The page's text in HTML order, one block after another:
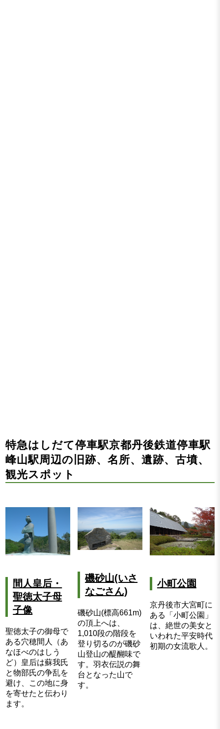
特急はしだて停車駅京都丹後鉄道停車駅
峰山駅周辺の旧跡、名所、遺跡、古墳、
観光スポット
間人皇后・
聖徳太子母
子像
聖徳太子の御母で
ある穴穂間人（あ
なほべのはしう
ど）皇后は蘇我氏
と物部氏の争乱を
避け、この地に身
を寄せたと伝わり
ます。
磯砂山(いさ
なごさん)
磯砂山(標高661m)
の頂上へは、
1,010段の階段を
登り切るのが磯砂
山登山の醍醐味で
す。羽衣伝説の舞
台となった山で
す。
小町公園
京丹後市大宮町に
ある「小町公園」
は、絶世の美女と
いわれた平安時代
初期の女流歌人。